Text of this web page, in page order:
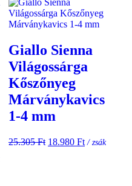
Giallo Sienna
Világossárga
Kőszőnyeg
Márványkavics
1-4 mm
25.305Ft 18.980 Ft/ zsák